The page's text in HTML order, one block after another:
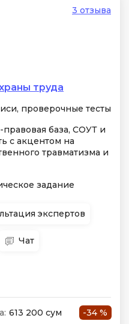
3 отзыва
труда
проверочные тесты
база, СОУТ и
с акцентом на
травматизма и
задание
экспертов
Чат
613 200 сум
-34 %